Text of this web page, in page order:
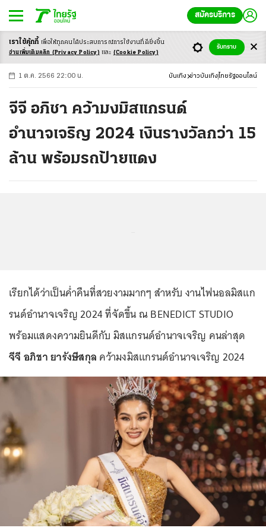
สมัครบริการ
-ก ก ก+
1 ต.ค. 2566 22:00 น. บันเทิง ข่าวบันเทิง ไทยรัฐออนไลน์
จีจี อภิชา คว้ามงมิสแกรนด์
อำนาจเจริญ 2024 เงินรางวัลกว่า 15
ล้าน พร้อมรถป้ายแดง
เรียกได้ว่าเป็นค่ำคืนที่สวยงามมากๆ สำหรับ งานไฟนอลมิสแก
รนด์อำนาจเจริญ 2024 ที่จัดขึ้น ณ BENEDICT STUDIO
พร้อมแสดงความยินดีกับ มิสแกรนด์อำนาจเจริญ คนล่าสุด
จีจี อภิชา ยารังษีสกุล คว้ามงมิสแกรนด์อำนาจเจริญ 2024
เราใช้คุ้กกี้ เพื่อให้ทุกคนได้ประสบการณ์การใช้งานที่ดียิ่งขึ้น
อ่านเพิ่มเติมคลิก (Privacy Policy) และ (Cookie Policy)
รับทราบ